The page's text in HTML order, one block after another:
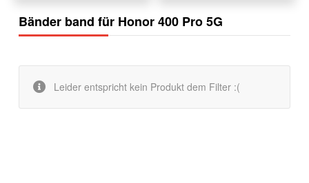
Bänder band für Honor 400 Pro 5G
Leider entspricht kein Produkt dem Filter :(